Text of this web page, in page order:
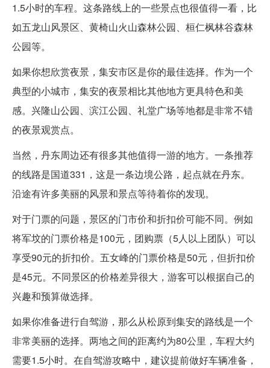
1.5小时的车程。这条路线上的一些景点也很值得一看，比
如五龙山风景区、黄椅山火山森林公园、桓仁枫林谷森林
公园等。
如果你想欣赏夜景，集安市区是你的最佳选择。作为一个
典型的小城市，集安的夜景相比其他地方更具特色和美
感。兴隆山公园、滨江公园、礼堂广场等地都是非常不错
的夜景观赏点。
当然，丹东周边还有很多其他值得一游的地方。一条推荐
的线路是国道331，这是一条边境公路，起点就在丹东。
沿途有许多美丽的风景和景点等待着你的发现。
对于门票的问题，景区的门市价和折扣价可能不同。例如
将军坟的门票价格是100元，团购票（5人以上团队）可以
享受90元的折扣价。五女峰的门票价格是50元，但折扣价
是45元。不同景区的价格差异很大，游客可以根据自己的
兴趣和预算做选择。
如果你准备进行自驾游，那么从松原到集安的路线是一个
非常美丽的选择。两地之间的距离约为80公里，车程大约
需要1.5小时。在自驾游攻略中，建议提前做好车辆准备，